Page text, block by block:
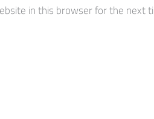
in this browser for the next